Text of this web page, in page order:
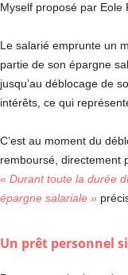
Myself proposé par Eole
Le salarié emprunte un
partie de son épargne
jusqu’au déblocage de
intérêts, ce qui
C’est au moment du
remboursé, directement
« Durant toute la durée
épargne salariale »
Un prêt personnel